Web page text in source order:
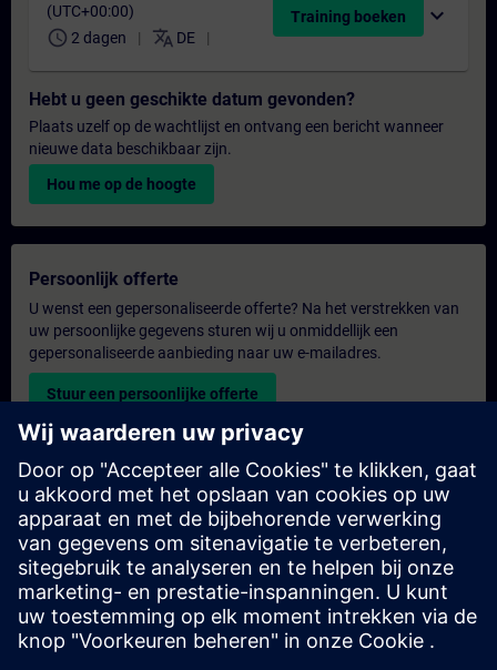
(UTC+00:00)
schedule 2 dagen translate DE
Training boeken expand_more
Hebt u geen geschikte datum gevonden?
Plaats uzelf op de wachtlijst en ontvang een bericht wanneer
nieuwe data beschikbaar zijn.
Hou me op de hoogte
Persoonlijk offerte
U wenst een gepersonaliseerde offerte? Na het verstrekken van
uw persoonlijke gegevens sturen wij u onmiddellijk een
gepersonaliseerde aanbieding naar uw e-mailadres.
Stuur een persoonlijke offerte
Aanvraag voor een exclusieve training
Heeft u een uitgebreidere trainingsbehoefte en wilt u een offerte
voor exclusieve training – op locatie, virtueel of in een SITRAIN-
trainingscentrum? Bezorg ons u uw persoonlijke gegevens en
uw trainingsbehoeften en u ontvangt van ons een offerte voor
een exclusieve training.
Exclusieve offerte aanvragen